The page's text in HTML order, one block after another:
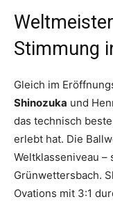
Stimmung
Gleich im
Shinozuka und
das technisch
erlebt hat. Die
Weltklasseniveau –
Grünwettersbach.
Ovations mit 3:1